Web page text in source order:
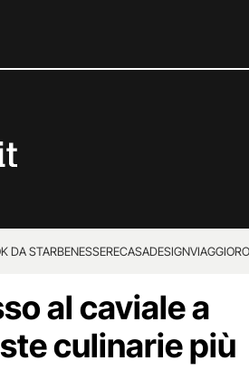
DA STARBENESSERECASADESIGNVIAGGI
al caviale a
culinarie più